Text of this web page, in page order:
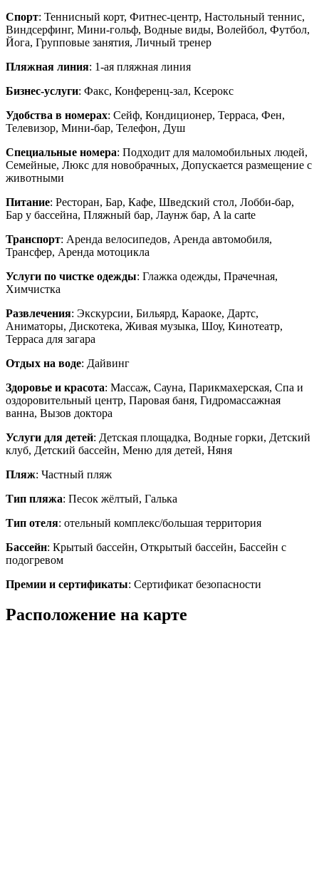
Спорт: Теннисный корт, Фитнес-центр, Настольный теннис,
Виндсерфинг, Мини-гольф, Водные виды, Волейбол, Футбол,
Йога, Групповые занятия, Личный тренер
Пляжная линия: 1-ая пляжная линия
Бизнес-услуги: Факс, Конференц-зал, Ксерокс
Удобства в номерах: Сейф, Кондиционер, Терраса, Фен,
Телевизор, Мини-бар, Телефон, Душ
Специальные номера: Подходит для маломобильных людей,
Семейные, Люкс для новобрачных, Допускается размещение с
животными
Питание: Ресторан, Бар, Кафе, Шведский стол, Лобби-бар,
Бар у бассейна, Пляжный бар, Лаунж бар, A la carte
Транспорт: Аренда велосипедов, Аренда автомобиля,
Трансфер, Аренда мотоцикла
Услуги по чистке одежды: Глажка одежды, Прачечная,
Химчистка
Развлечения: Экскурсии, Бильярд, Караоке, Дартс,
Аниматоры, Дискотека, Живая музыка, Шоу, Кинотеатр,
Терраса для загара
Отдых на воде: Дайвинг
Здоровье и красота: Массаж, Сауна, Парикмахерская, Спа и
оздоровительный центр, Паровая баня, Гидромассажная
ванна, Вызов доктора
Услуги для детей: Детская площадка, Водные горки, Детский
клуб, Детский бассейн, Меню для детей, Няня
Пляж: Частный пляж
Тип пляжа: Песок жёлтый, Галька
Тип отеля: отельный комплекс/большая территория
Бассейн: Крытый бассейн, Открытый бассейн, Бассейн с
подогревом
Премии и сертификаты: Сертификат безопасности
Расположение на карте